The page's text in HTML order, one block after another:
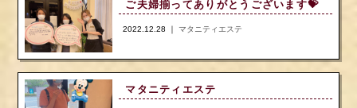
ご夫婦揃ってありがとうございます💝
2022.12.28 ｜マタニティエステ
マタニティエステ